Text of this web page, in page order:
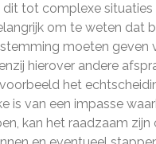
tot complexe situaties
om te weten dat
moeten geven
hierover andere
het
is van een impasse
kan het raadzaam zijn